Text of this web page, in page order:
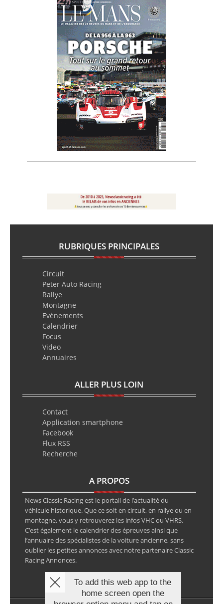
RUBRIQUES PRINCIPALES
Circuit
Peter Auto Racing
Rallye
Montagne
Evènements
Calendrier
Focus
Video
Annuaires
ALLER PLUS LOIN
Contact
Application smartphone
Facebook
Flux RSS
Recherche
A PROPOS
News Classic Racing est le portail de l’actualité du
véhicule historique. Que ce soit en circuit, en rallye ou en
montagne, vous y retrouverez les infos VHC ou VHRS.
C’est également le calendrier des épreuves ainsi que
l’annuaire des spécialistes de la voiture ancienne, sans
oublier les petites annonces avec notre partenaire Classic
Racing Annonces.
To add this web app to the
home screen open the